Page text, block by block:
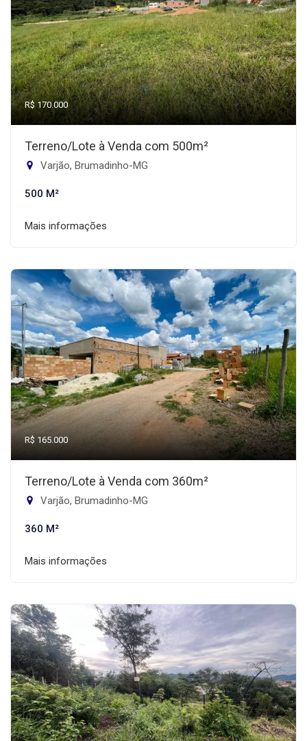
R$ 170.000
Terreno/Lote à Venda com 500m²
Varjão, Brumadinho-MG
500 M²
Mais informações
R$ 165.000
Terreno/Lote à Venda com 360m²
Varjão, Brumadinho-MG
360 M²
Mais informações